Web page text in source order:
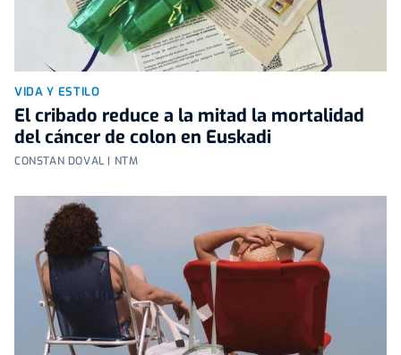
VIDA Y ESTILO
El cribado reduce a la mitad la mortalidad
del cáncer de colon en Euskadi
CONSTAN DOVAL | NTM